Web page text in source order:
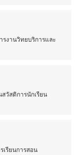
งานวิทยบริการและ
วัสดิการนักเรียน
รียนการสอน